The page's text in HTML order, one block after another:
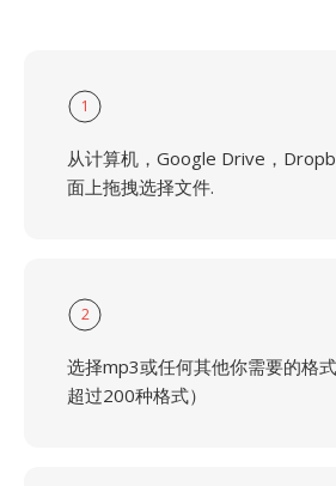
1
从计算机，Google Drive，
面上拖拽选择文件.
2
选择mp3或任何其他你需要的格
超过200种格式）